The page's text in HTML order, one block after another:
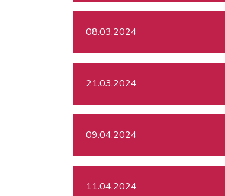
08.03.2024
21.03.2024
09.04.2024
11.04.2024